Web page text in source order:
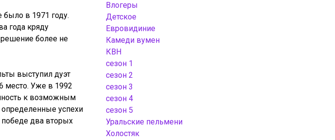
было в 1971 году.
года кряду
более не
выступил дуэт
место. Уже в 1992
к возможным
успехи
победе два вторых
Влогеры
Детское
Евровидиние
Камеди вумен
КВН
сезон 1
сезон 2
сезон 3
сезон 4
сезон 5
Уральские пельмени
Холостяк